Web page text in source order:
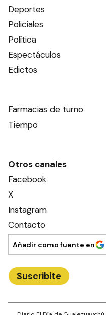
Deportes
Policiales
Política
Espectáculos
Edictos
Farmacias de turno
Tiempo
Otros canales
Facebook
X
Instagram
Contacto
Añadir como fuente en
Suscribite